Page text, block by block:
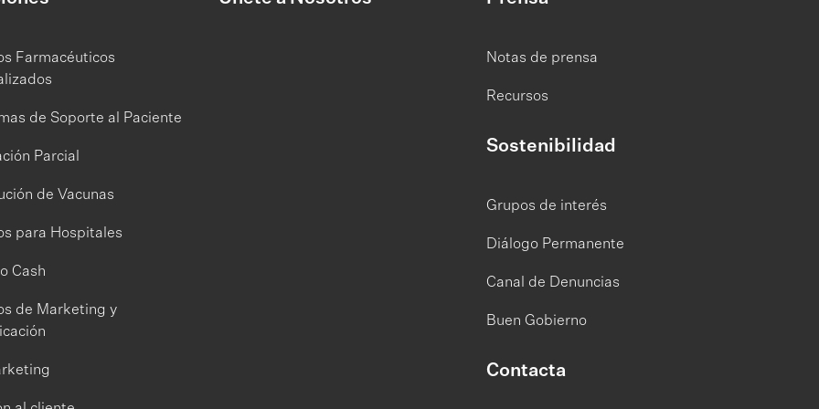
Farmacéuticos
de Soporte al Paciente
Parcial
de Vacunas
para Hospitales
Cash
de Marketing y
Notas de prensa
Recursos
Sostenibilidad
Grupos de interés
Diálogo Permanente
Canal de Denuncias
Buen Gobierno
Contacta